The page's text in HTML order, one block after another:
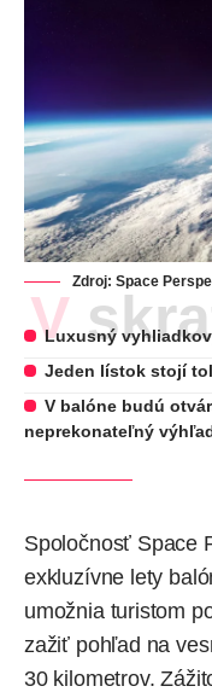
Zdroj: Space
V
Luxusný
Jeden lístok stojí
V balóne budú
neprekonateľný
Spoločnosť Space
exkluzívne lety
umožnia turistom
zažiť pohľad na
30 kilometrov.